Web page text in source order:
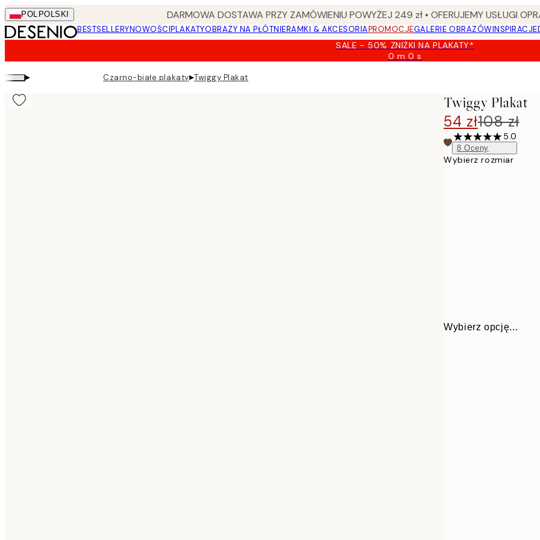
Skip
to
main
POL POLSKI DARMOWA DOSTAWA PRZY ZAMÓWIENIU POWYŻEJ 249 zł • OFERUJEMY USŁUGI
BESTSELLERYNOWOŚCIPLAKATYOBRAZY NA PŁÓTNIERAMKI & AKCESORIAPROMOCJEGALERIE OBRAZÓWINSPIRACJE
SALE - 50% ZNIŻKI NA PLAKATY*
0 m0 s
Ważny
▸ Czarno-białe plakaty▸Twiggy Plakat
Twiggy Plakat
54 zł108 zł
5.0
8 Oceny
Wybierz rozmiar
Wybierz opcję...